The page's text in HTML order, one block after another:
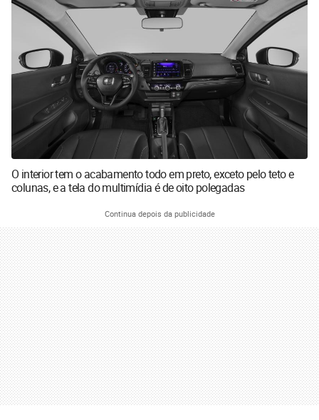
O interior tem o acabamento todo em preto, exceto pelo teto e
colunas, e a tela do multimídia é de oito polegadas
Continua depois da publicidade